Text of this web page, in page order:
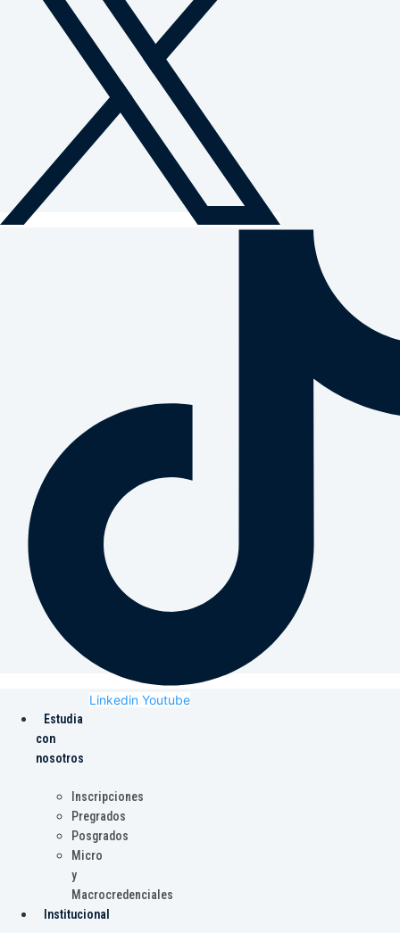
Linkedin Youtube
Estudia
con
nosotros
Inscripciones
Pregrados
Posgrados
Micro
y
Macrocredenciales
Institucional